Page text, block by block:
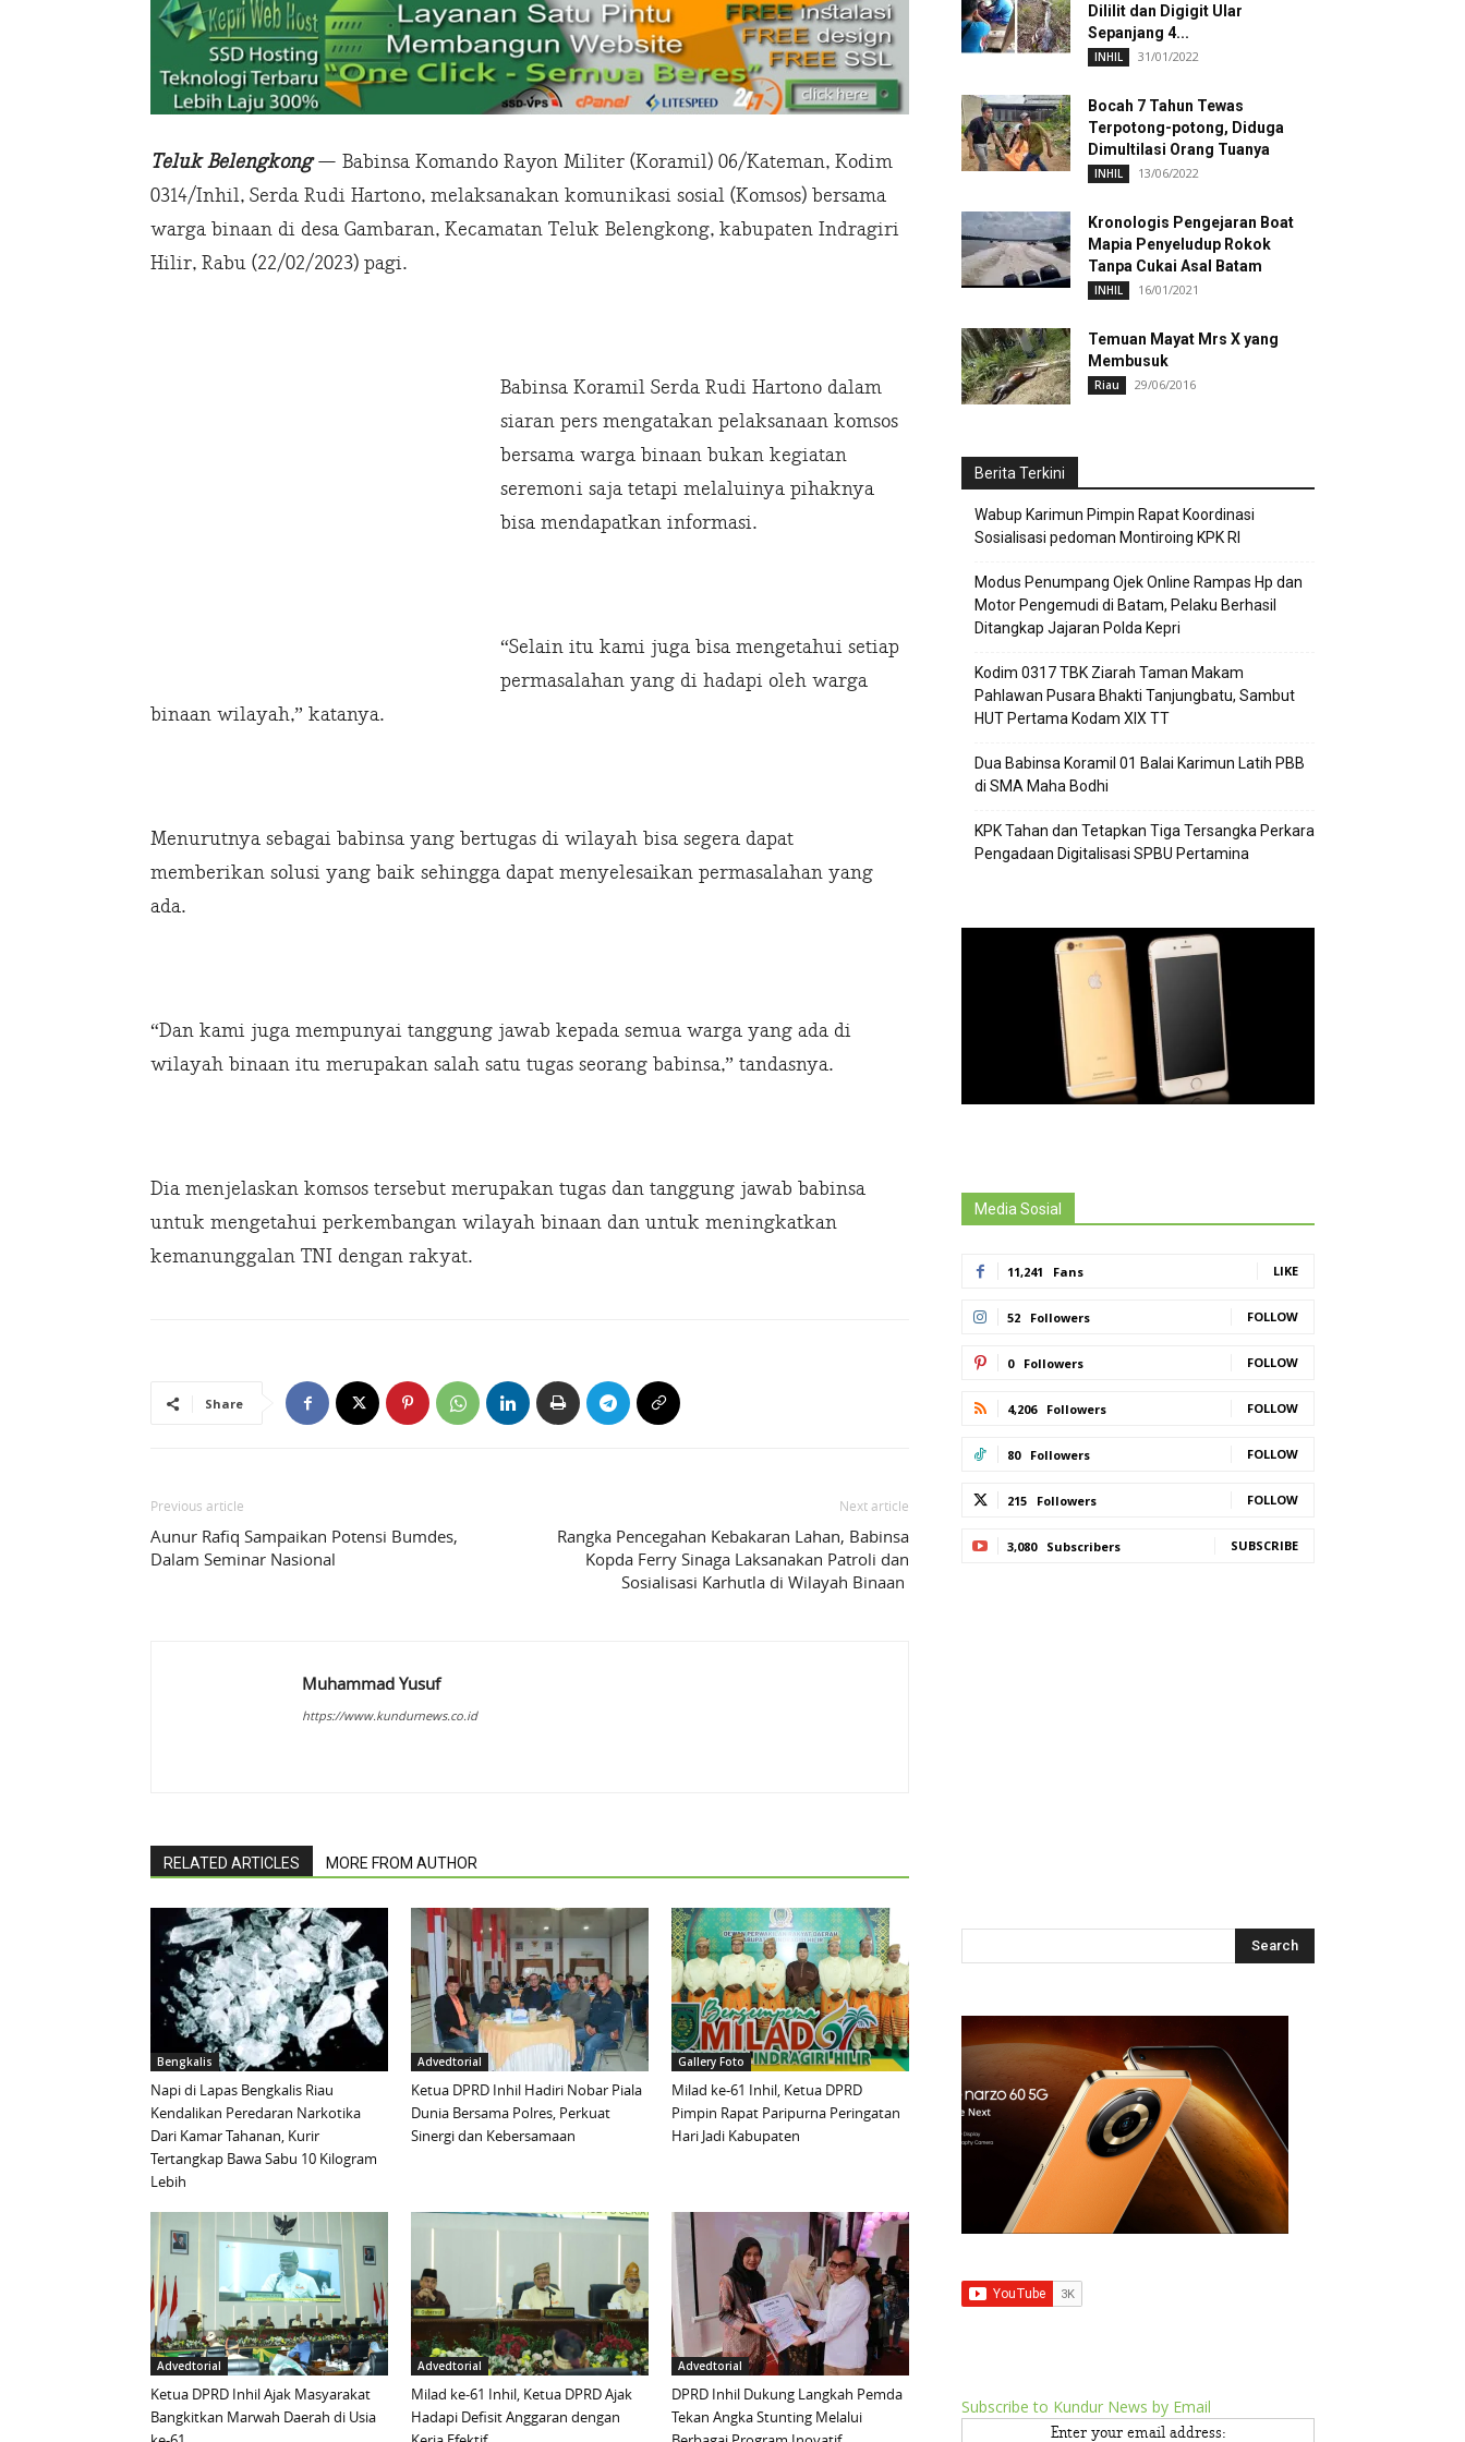
Teluk Belengkong — Babinsa Komando Rayon Militer (Koramil) 06/Kateman, Kodim
0314/Inhil, Serda Rudi Hartono, melaksanakan komunikasi sosial (Komsos) bersama
warga binaan di desa Gambaran, Kecamatan Teluk Belengkong, kabupaten Indragiri
Hilir, Rabu (22/02/2023) pagi.
Babinsa Koramil Serda Rudi Hartono dalam
siaran pers mengatakan pelaksanaan komsos
bersama warga binaan bukan kegiatan
seremoni saja tetapi melaluinya pihaknya
bisa mendapatkan informasi.
“Selain itu kami juga bisa mengetahui setiap
permasalahan yang di hadapi oleh warga
binaan wilayah,” katanya.
Menurutnya sebagai babinsa yang bertugas di wilayah bisa segera dapat
memberikan solusi yang baik sehingga dapat menyelesaikan permasalahan yang
ada.
“Dan kami juga mempunyai tanggung jawab kepada semua warga yang ada di
wilayah binaan itu merupakan salah satu tugas seorang babinsa,” tandasnya.
Dia menjelaskan komsos tersebut merupakan tugas dan tanggung jawab babinsa
untuk mengetahui perkembangan wilayah binaan dan untuk meningkatkan
kemanunggalan TNI dengan rakyat.
Share
Previous article
Aunur Rafiq Sampaikan Potensi Bumdes,
Dalam Seminar Nasional
Next article
Rangka Pencegahan Kebakaran Lahan, Babinsa
Kopda Ferry Sinaga Laksanakan Patroli dan
Sosialisasi Karhutla di Wilayah Binaan
Muhammad Yusuf
https://www.kundurnews.co.id
RELATED ARTICLES MORE FROM AUTHOR
Bengkalis
Napi di Lapas Bengkalis Riau
Kendalikan Peredaran Narkotika
Dari Kamar Tahanan, Kurir
Tertangkap Bawa Sabu 10 Kilogram
Lebih
Advedtorial
Ketua DPRD Inhil Hadiri Nobar Piala
Dunia Bersama Polres, Perkuat
Sinergi dan Kebersamaan
Gallery Foto
Milad ke-61 Inhil, Ketua DPRD
Pimpin Rapat Paripurna Peringatan
Hari Jadi Kabupaten
Advedtorial
Ketua DPRD Inhil Ajak Masyarakat
Bangkitkan Marwah Daerah di Usia
Advedtorial
Milad ke-61 Inhil, Ketua DPRD Ajak
Hadapi Defisit Anggaran dengan
Advedtorial
DPRD Inhil Dukung Langkah Pemda
Tekan Angka Stunting Melalui
Dililit dan Digigit Ular
Sepanjang 4...
INHIL 31/01/2022
Bocah 7 Tahun Tewas
Terpotong-potong, Diduga
Dimultilasi Orang Tuanya
INHIL 13/06/2022
Kronologis Pengejaran Boat
Mapia Penyeludup Rokok
Tanpa Cukai Asal Batam
INHIL 16/01/2021
Temuan Mayat Mrs X yang
Membusuk
Riau 29/06/2016
Berita Terkini
Wabup Karimun Pimpin Rapat Koordinasi
Sosialisasi pedoman Montiroing KPK RI
Modus Penumpang Ojek Online Rampas Hp dan
Motor Pengemudi di Batam, Pelaku Berhasil
Ditangkap Jajaran Polda Kepri
Kodim 0317 TBK Ziarah Taman Makam
Pahlawan Pusara Bhakti Tanjungbatu, Sambut
HUT Pertama Kodam XIX TT
Dua Babinsa Koramil 01 Balai Karimun Latih PBB
di SMA Maha Bodhi
KPK Tahan dan Tetapkan Tiga Tersangka Perkara
Pengadaan Digitalisasi SPBU Pertamina
Media Sosial
11,241 Fans LIKE
52 Followers FOLLOW
0 Followers FOLLOW
4,206 Followers FOLLOW
80 Followers FOLLOW
215 Followers FOLLOW
3,080 Subscribers SUBSCRIBE
Subscribe to Kundur News by Email
Enter your email address: